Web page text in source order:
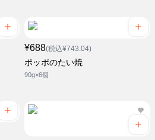
¥688(税込¥743.04)
ポッポのたい焼
90g×6個